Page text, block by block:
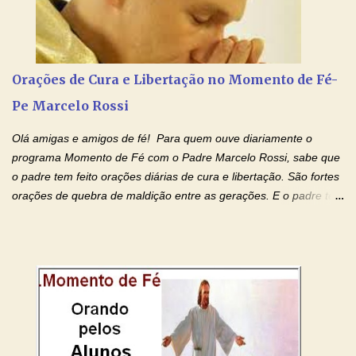
pais que não se preocupam com seus filhos não estão no seu
estado natural, normal. O mundo de hoje apresenta anomalias
absurdas. Temos notícia de pais que torturam seus filhos, que os
desrespeitam, que espancam ou matam a mãe na presença dos
Orações de Cura e Libertação no Momento de Fé-
Pe Marcelo Rossi
Olá amigas e amigos de fé! Para quem ouve diariamente o
programa Momento de Fé com o Padre Marcelo Rossi, sabe que
o padre tem feito orações diárias de cura e libertação. São fortes
orações de quebra de maldição entre as gerações. E o padre tem
por estas valiosas orações. Tenham um lindo fim de semana na
paz de Jesus Cristo e no amor de Maria Santíssima. Adriana-
Devoção e Fé Clique para acessar: Facebook Padre Marcelo
Rossi Site Padre Marcelo Rossi (para ouvir o Momento de Fé)
Tocai, Cura! E Restaura! "Jesus, no poder de Seu Nome, peço